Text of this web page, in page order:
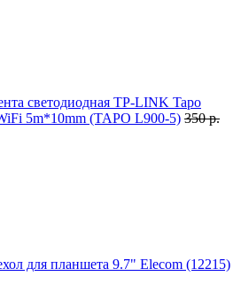
светодиодная TP-LINK Tapo
5m*10mm (TAPO L900-5) 350 р.
для планшета 9.7" Elecom (12215)